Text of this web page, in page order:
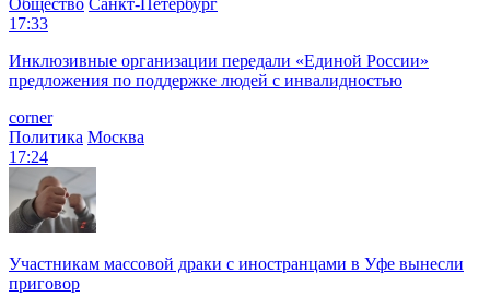
17:33
Инклюзивные организации передали «Единой России»
предложения по поддержке людей с инвалидностью
corner
Политика Москва
17:24
Участникам массовой драки с иностранцами в Уфе вынесли
приговор